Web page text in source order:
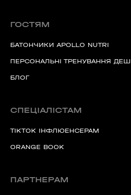
ГОСТЯМ
БАТОНЧИКИ APOLLO NUTRI
ПЕРСОНАЛЬНІ ТРЕНУВАННЯ
БЛОГ
СПЕЦІАЛІСТАМ
TIKTOK ІНФЛЮЕНСЕРАМ
ORANGE BOOK
ПАРТНЕРАМ